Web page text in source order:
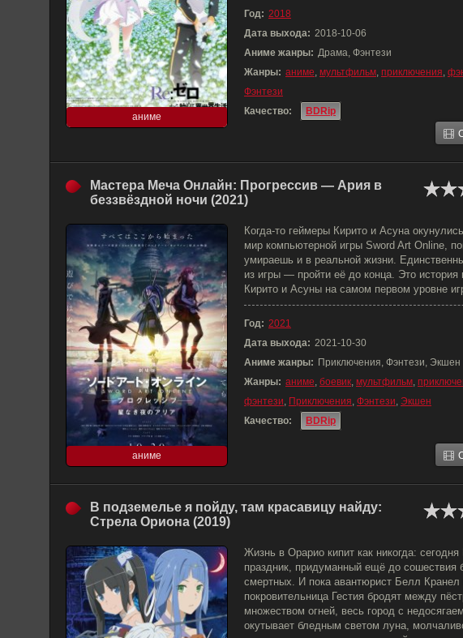
аниме
Год: 2018
Дата выхода: 2018-10-06
Аниме жанры: Драма, Фэнтези
Жанры: аниме, мультфильм, приключения,
Фэнтези
Качество:
BDRip
Мастера Меча Онлайн: Прогрессив — Ария в
беззвёздной ночи (2021)
аниме
Когда-то геймеры Кирито и Асуна
мир компьютерной игры Sword Art Online,
умираешь и в реальной жизни.
из игры — пройти её до конца. Это история
Кирито и Асуны на самом первом уровне
Год: 2021
Дата выхода: 2021-10-30
Аниме жанры: Приключения, Фэнтези, Экшен
Жанры: аниме, боевик, мультфильм,
фэнтези, Приключения, Фэнтези, Экшен
Качество:
BDRip
В подземелье я пойду, там красавицу найду:
Стрела Ориона (2019)
Жизнь в Орарио кипит как никогда:
праздник, придуманный ещё до сошествия
смертных. И пока авантюрист Белл Кранел
покровительница Гестия бродят между
множеством огней, весь город с
окутывает бледным светом луна,